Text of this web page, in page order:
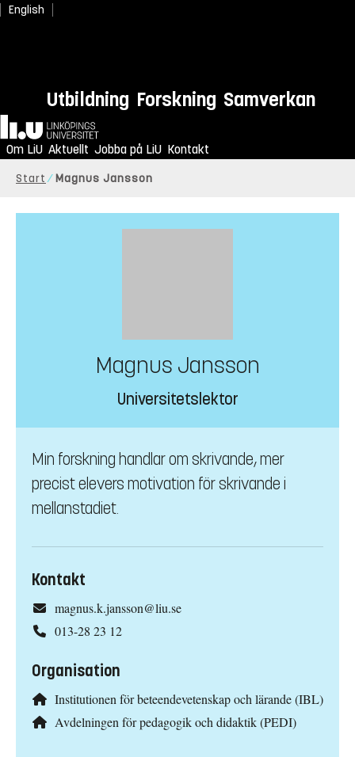
English
Utbildning Forskning Samverkan
Hem
Om LiU Aktuellt Jobba på LiU Kontakt
Start Magnus Jansson
Magnus Jansson
Universitetslektor
Min forskning handlar om skrivande, mer
precist elevers motivation för skrivande i
mellanstadiet.
Kontakt
magnus.k.jansson@liu.se
013-28 23 12
Organisation
Institutionen för beteendevetenskap och lärande (IBL)
Avdelningen för pedagogik och didaktik (PEDI)